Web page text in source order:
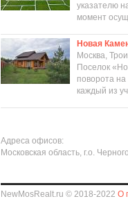
указателю
момент
Новая
Москва,
Поселок
поворота
каждый из
Адреса офисов:
Московская область, г.о.
NewMosRealt.ru © 2018-2022 О